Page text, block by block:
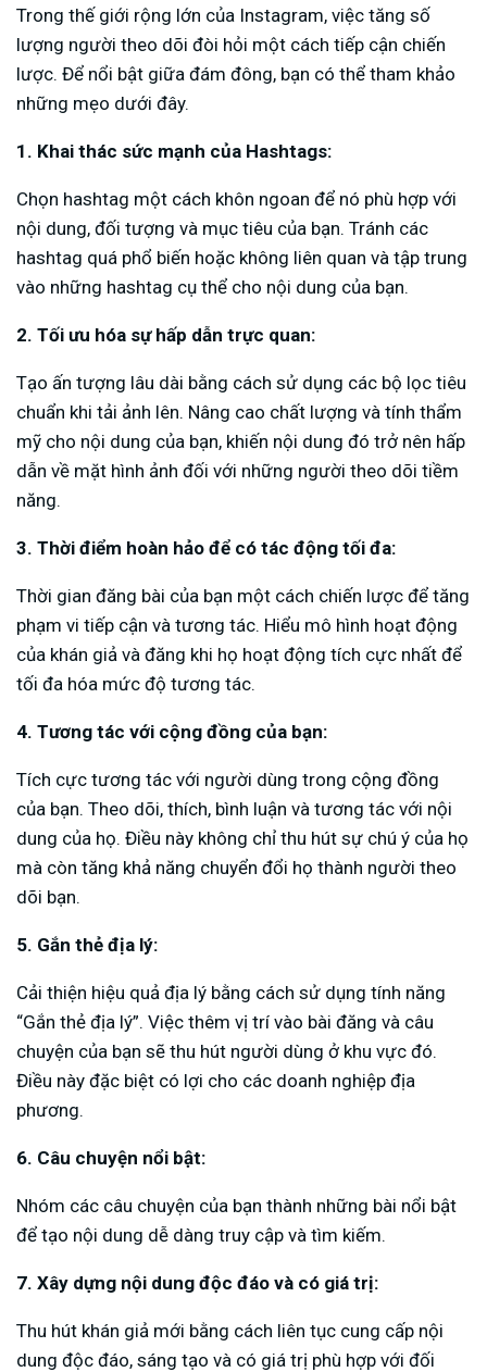
Trong thế giới rộng lớn của Instagram, việc tăng số
lượng người theo dõi đòi hỏi một cách tiếp cận chiến
lược. Để nổi bật giữa đám đông, bạn có thể tham khảo
những mẹo dưới đây.
1. Khai thác sức mạnh của Hashtags:
Chọn hashtag một cách khôn ngoan để nó phù hợp với
nội dung, đối tượng và mục tiêu của bạn. Tránh các
hashtag quá phổ biến hoặc không liên quan và tập trung
vào những hashtag cụ thể cho nội dung của bạn.
2. Tối ưu hóa sự hấp dẫn trực quan:
Tạo ấn tượng lâu dài bằng cách sử dụng các bộ lọc tiêu
chuẩn khi tải ảnh lên. Nâng cao chất lượng và tính thẩm
mỹ cho nội dung của bạn, khiến nội dung đó trở nên hấp
dẫn về mặt hình ảnh đối với những người theo dõi tiềm
năng.
3. Thời điểm hoàn hảo để có tác động tối đa:
Thời gian đăng bài của bạn một cách chiến lược để tăng
phạm vi tiếp cận và tương tác. Hiểu mô hình hoạt động
của khán giả và đăng khi họ hoạt động tích cực nhất để
tối đa hóa mức độ tương tác.
4. Tương tác với cộng đồng của bạn:
Tích cực tương tác với người dùng trong cộng đồng
của bạn. Theo dõi, thích, bình luận và tương tác với nội
dung của họ. Điều này không chỉ thu hút sự chú ý của họ
mà còn tăng khả năng chuyển đổi họ thành người theo
dõi bạn.
5. Gắn thẻ địa lý:
Cải thiện hiệu quả địa lý bằng cách sử dụng tính năng
“Gắn thẻ địa lý”. Việc thêm vị trí vào bài đăng và câu
chuyện của bạn sẽ thu hút người dùng ở khu vực đó.
Điều này đặc biệt có lợi cho các doanh nghiệp địa
phương.
6. Câu chuyện nổi bật:
Nhóm các câu chuyện của bạn thành những bài nổi bật
để tạo nội dung dễ dàng truy cập và tìm kiếm.
7. Xây dựng nội dung độc đáo và có giá trị:
Thu hút khán giả mới bằng cách liên tục cung cấp nội
dung độc đáo, sáng tạo và có giá trị phù hợp với đối